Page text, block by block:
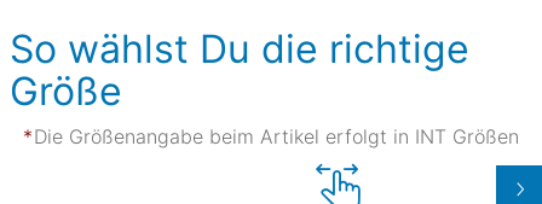
So wählst Du die richtige
Größe
Die Größenangabe beim Artikel erfolgt in INT Größen